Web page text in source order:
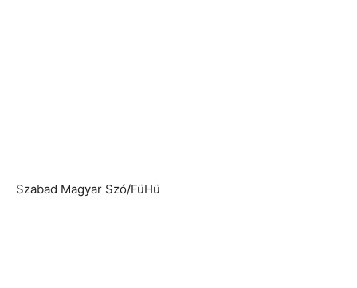
Szabad Magyar Szó/FüHü